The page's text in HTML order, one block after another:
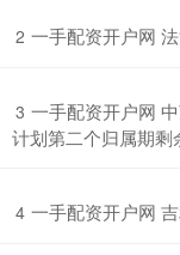
2 一手配资开户网
3 一手配资开户网
计划第二个归属期
4 一手配资开户网